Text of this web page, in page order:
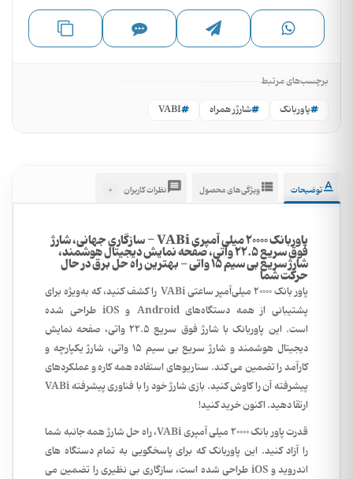
برچسب‌های مرتبط
پاوربانک
شارژر همراه VABI
توضیحات ویژگی‌های محصول نظرات کاربران 0
پاوربانک 20000 میلی آمپری VABi - سازگاری جهانی، شارژ
فوق سریع 22.5 واتی، صفحه نمایش دیجیتال هوشمند،
شارژ سریع بی سیم 15 واتی - بهترین راه حل برق در حال
حرکت شما
پاور بانک 20000 میلی‌آمپر ساعتی VABi را کشف کنید، که به‌ویژه برای
پشتیبانی از همه دستگاه‌های Android و iOS طراحی شده
است. این پاوربانک با شارژ فوق سریع 22.5 واتی، صفحه نمایش
دیجیتال هوشمند و شارژ سریع بی سیم 15 واتی، شارژ یکپارچه و
کارآمد را تضمین می کند. سناریوهای استفاده همه کاره و عملکردهای
پیشرفته آن را کاوش کنید. بازی شارژ خود را با فناوری پیشرفته VABi
ارتقا دهید. اکنون خرید کنید!
قدرت پاور بانک 20000 میلی آمپری VABi، راه حل شارژ همه جانبه شما
را آزاد کنید. این پاوربانک که برای پاسخگویی به تمام دستگاه های
اندروید و iOS طراحی شده است، سازگاری بی نظیری را تضمین می